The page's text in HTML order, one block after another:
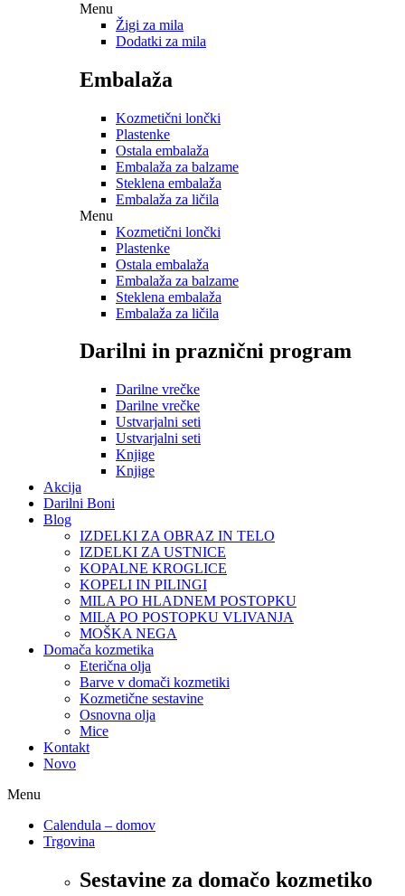
Menu
Žigi za mila
Dodatki za mila
Embalaža
Kozmetični lončki
Plastenke
Ostala embalaža
Embalaža za balzame
Steklena embalaža
Embalaža za ličila
Menu
Kozmetični lončki
Plastenke
Ostala embalaža
Embalaža za balzame
Steklena embalaža
Embalaža za ličila
Darilni in praznični program
Darilne vrečke
Darilne vrečke
Ustvarjalni seti
Ustvarjalni seti
Knjige
Knjige
Akcija
Darilni Boni
Blog
IZDELKI ZA OBRAZ IN TELO
IZDELKI ZA USTNICE
KOPALNE KROGLICE
KOPELI IN PILINGI
MILA PO HLADNEM POSTOPKU
MILA PO POSTOPKU VLIVANJA
MOŠKA NEGA
Domača kozmetika
Eterična olja
Barve v domači kozmetiki
Kozmetične sestavine
Osnovna olja
Mice
Kontakt
Novo
Menu
Calendula – domov
Trgovina
Sestavine za domačo kozmetiko